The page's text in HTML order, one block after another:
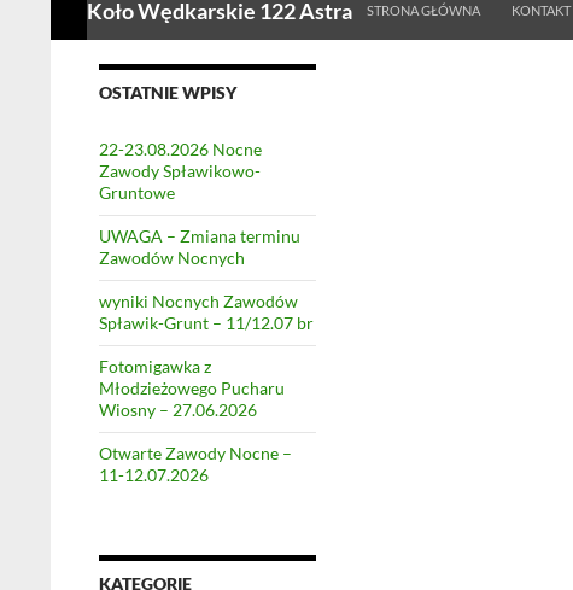
Koło Wędkarskie 122 Astra STRONA GŁÓWNA KONTAKT
OSTATNIE WPISY
22-23.08.2026 Nocne
Zawody Spławikowo-
Gruntowe
UWAGA – Zmiana terminu
Zawodów Nocnych
wyniki Nocnych Zawodów
Spławik-Grunt – 11/12.07 br
Fotomigawka z
Młodzieżowego Pucharu
Wiosny – 27.06.2026
Otwarte Zawody Nocne –
11-12.07.2026
KATEGORIE